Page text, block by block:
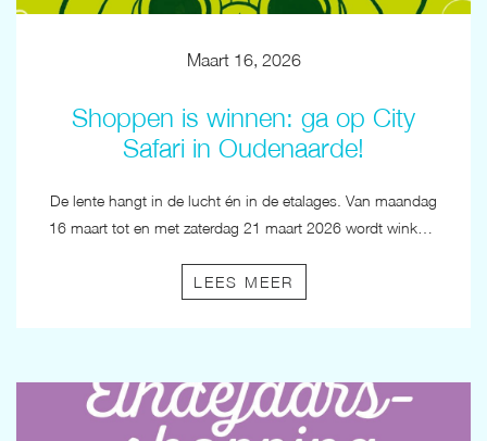
Maart 16, 2026
Shoppen is winnen: ga op City
Safari in Oudenaarde!
De lente hangt in de lucht én in de etalages. Van maandag
LEES MEER